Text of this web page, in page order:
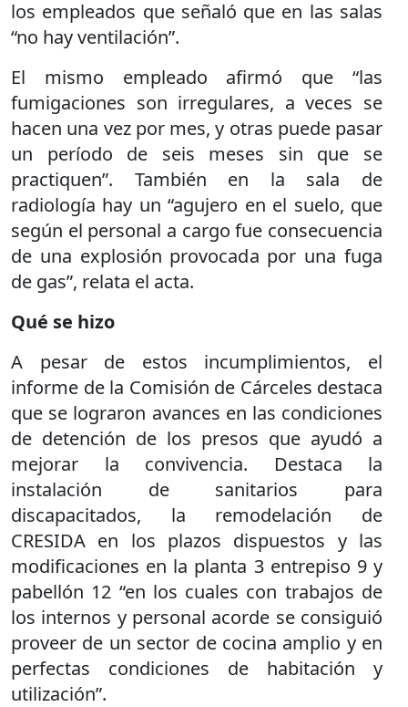
los empleados que señaló que en las salas
“no hay ventilación”.
El mismo empleado afirmó que “las
fumigaciones son irregulares, a veces se
hacen una vez por mes, y otras puede pasar
un período de seis meses sin que se
practiquen”. También en la sala de
radiología hay un “agujero en el suelo, que
según el personal a cargo fue consecuencia
de una explosión provocada por una fuga
de gas”, relata el acta.
Qué se hizo
A pesar de estos incumplimientos, el
informe de la Comisión de Cárceles destaca
que se lograron avances en las condiciones
de detención de los presos que ayudó a
mejorar la convivencia. Destaca la
instalación de sanitarios para
discapacitados, la remodelación de
CRESIDA en los plazos dispuestos y las
modificaciones en la planta 3 entrepiso 9 y
pabellón 12 “en los cuales con trabajos de
los internos y personal acorde se consiguió
proveer de un sector de cocina amplio y en
perfectas condiciones de habitación y
utilización”.